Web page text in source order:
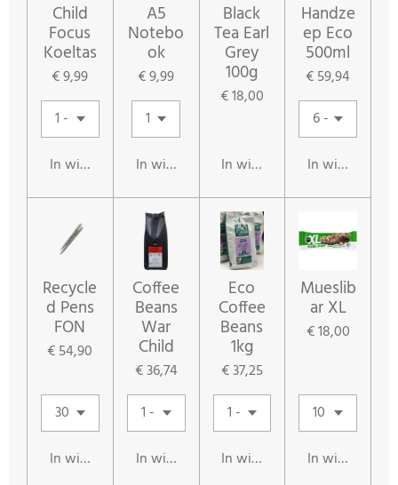
Child
Focus
Koeltas
€ 9,99
In winkelwagen
A5
Notebo
ok
€ 9,99
In winkelwagen
Black
Tea Earl
Grey
100g
€ 18,00
In winkelwagen
Handze
ep Eco
500ml
€ 59,94
In
Recycle
d Pens
FON
€ 54,90
In winkelwagen
Coffee
Beans
War
Child
€ 36,74
In winkelwagen
Eco
Coffee
Beans
1kg
€ 37,25
In winkelwagen
Mueslib
ar XL
€ 18,00
In